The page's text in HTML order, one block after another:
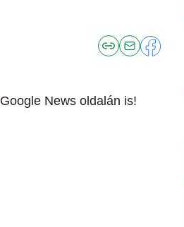
Google News oldalán is!